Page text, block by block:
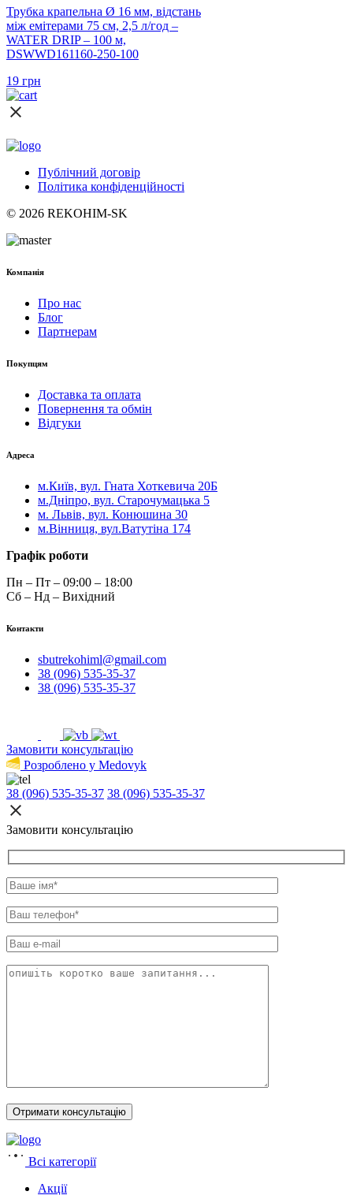
Трубка крапельна Ø 16 мм, відстань
між емітерами 75 см, 2,5 л/год –
WATER DRIP – 100 м,
DSWWD161160-250-100
19 грн
Публічний договір
Політика конфіденційності
© 2026 REKOHIM-SK
Компанія
Про нас
Блог
Партнерам
Покупцям
Доставка та оплата
Повернення та обмін
Відгуки
Адреса
м.Київ, вул. Гната Хоткевича 20Б
м.Дніпро, вул. Старочумацька 5
м. Львів, вул. Конюшина 30
м.Вінниця, вул.Ватутіна 174
Графік роботи
Пн – Пт – 09:00 – 18:00
Сб – Нд – Вихідний
Контакти
sbutrekohiml@gmail.com
38 (096) 535-35-37
38 (096) 535-35-37
Замовити консультацію
Розроблено у Medovyk
38 (096) 535-35-37 38 (096) 535-35-37
Замовити консультацію
Всі категорії
Акції